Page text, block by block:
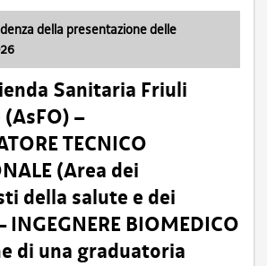
della presentazione delle
Sanitaria Friuli
–
TECNICO
(Area dei
della salute e dei
BIOMEDICO
di una graduatoria